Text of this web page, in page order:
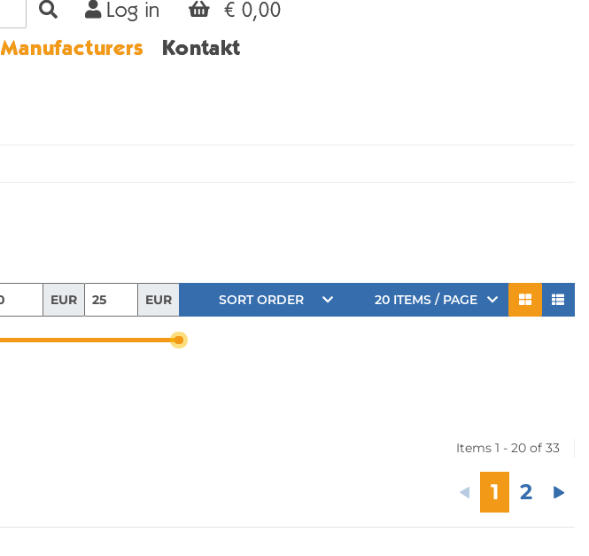
Manufacturers Kontakt
Log in € 0,00
EUR EUR SORT ORDER 20 ITEMS / PAGE
Items 1 - 20 of 33
1 2